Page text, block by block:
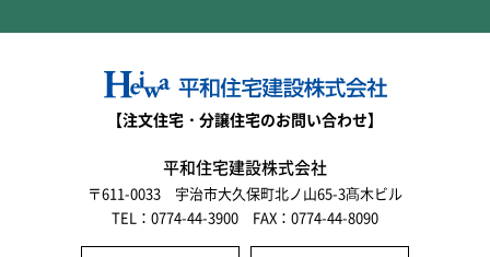
【注文住宅・分譲住宅のお問い合わせ】
平和住宅建設株式会社
〒611-0033 宇治市大久保町北ノ山65-3髙木ビル
TEL：0774-44-3900 FAX：0774-44-8090